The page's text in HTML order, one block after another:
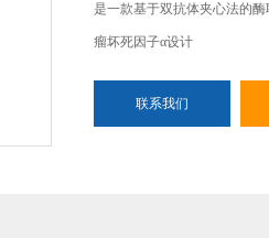
是一款基于双抗体夹心法的
瘤坏死因子α设计
联系我们